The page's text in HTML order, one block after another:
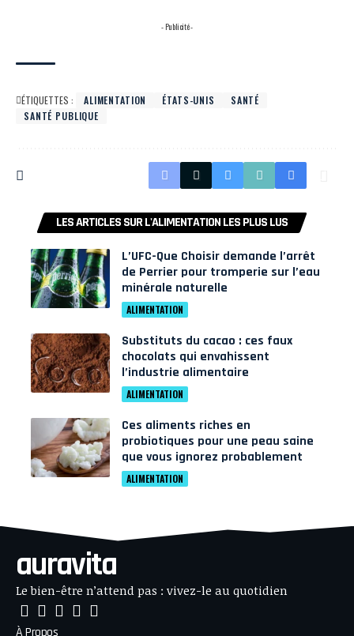
- Publicité -
ÉTIQUETTES : ALIMENTATION ÉTATS-UNIS
SANTÉ
SANTÉ PUBLIQUE
LES ARTICLES SUR L'ALIMENTATION LES PLUS LUS
L’UFC-Que Choisir demande l’arrêt
de Perrier pour tromperie sur l’eau
minérale naturelle
ALIMENTATION
Substituts du cacao : ces faux
chocolats qui envahissent
l’industrie alimentaire
ALIMENTATION
Ces aliments riches en
probiotiques pour une peau saine
que vous ignorez probablement
ALIMENTATION
auravita
Le bien-être n’attend pas : vivez-le au quotidien
À Propos